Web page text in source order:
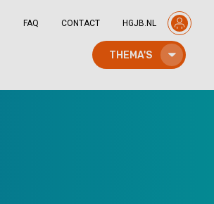
FAQ CONTACT HGJB.NL
THEMA'S